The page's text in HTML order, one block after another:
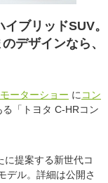
ブリッドSUV。
デザインなら、
ーターショー にコン
る「トヨタ C-HRコン
に提案する新世代コ
デル。詳細は公開さ